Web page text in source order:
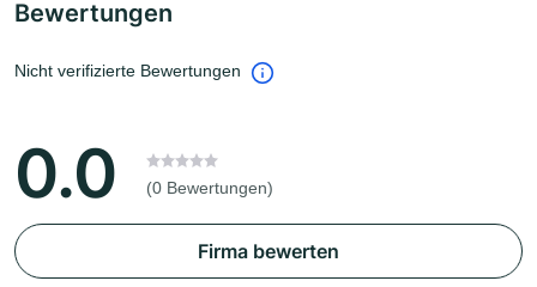
Bewertungen
Nicht verifizierte Bewertungen
0.0 (0 Bewertungen)
Firma bewerten